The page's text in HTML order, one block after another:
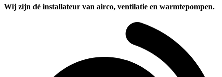
Wij zijn dé installateur van airco, ventilatie en warmtepompen.